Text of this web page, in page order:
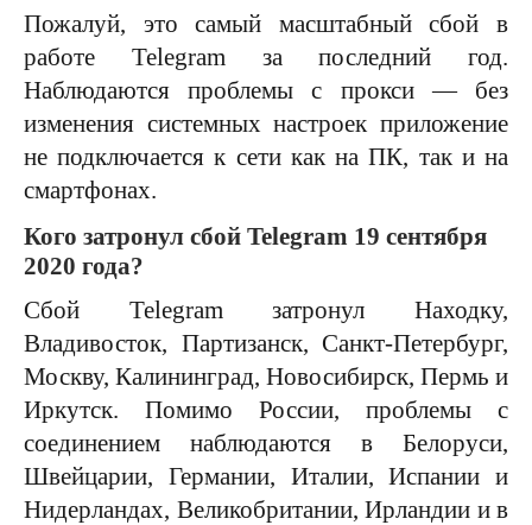
Пожалуй, это самый масштабный сбой в
работе Telegram за последний год.
Наблюдаются проблемы с прокси — без
изменения системных настроек приложение
не подключается к сети как на ПК, так и на
смартфонах.
Кого затронул сбой Telegram 19 сентября
2020 года?
Сбой Telegram затронул Находку,
Владивосток, Партизанск, Санкт-Петербург,
Москву, Калининград, Новосибирск, Пермь и
Иркутск. Помимо России, проблемы с
соединением наблюдаются в Белоруси,
Швейцарии, Германии, Италии, Испании и
Нидерландах, Великобритании, Ирландии и в